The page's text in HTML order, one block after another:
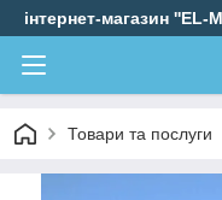
інтернет-магазин ''EL-
Товари та послуги